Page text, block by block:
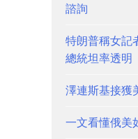
諮詢
特朗普稱女記
總統坦率透明
澤連斯基接獲
一文看懂俄美